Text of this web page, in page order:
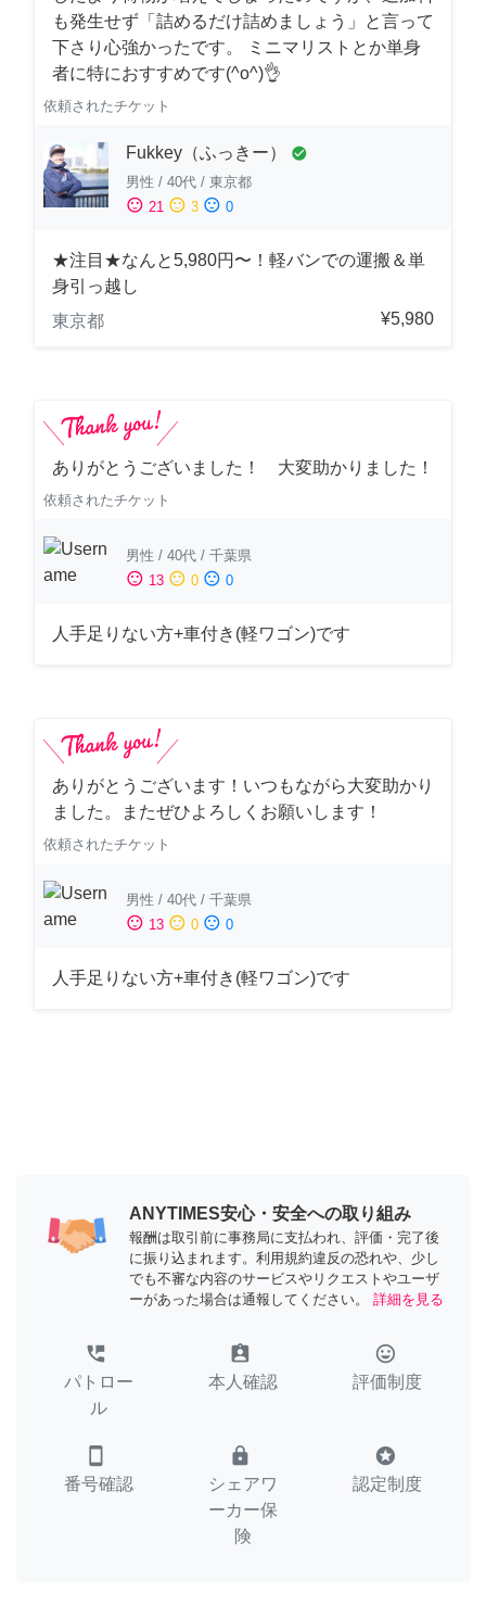
も発生せず「詰めるだけ詰めましょう」と言って
下さり心強かったです。 ミニマリストとか単身
者に特におすすめです(^o^)👌
依頼されたチケット
Fukkey（ふっきー） check_circle
男性 / 40代 / 東京都
sentiment_satisfied 21 sentiment_neutral 3 sentiment_dissatisfied 0
★注目★なんと5,980円〜！軽バンでの運搬＆単
身引っ越し
東京都
¥5,980
ありがとうございました！ 大変助かりました！
依頼されたチケット
男性 / 40代 / 千葉県
sentiment_satisfied 13 sentiment_neutral 0 sentiment_dissatisfied 0
人手足りない方+車付き(軽ワゴン)です
ありがとうございます！いつもながら大変助かり
ました。またぜひよろしくお願いします！
依頼されたチケット
男性 / 40代 / 千葉県
sentiment_satisfied 13 sentiment_neutral 0 sentiment_dissatisfied 0
人手足りない方+車付き(軽ワゴン)です
ANYTIMES安心・安全への取り組み
報酬は取引前に事務局に支払われ、評価・完了後
に振り込まれます。利用規約違反の恐れや、少し
でも不審な内容のサービスやリクエストやユーザ
ーがあった場合は通報してください。
詳細を見る
perm_phone_msg
パトロー
ル
assignment_ind
本人確認
tag_faces
評価制度
smartphone
番号確認
lock
シェアワ
ーカー保
険
stars
認定制度